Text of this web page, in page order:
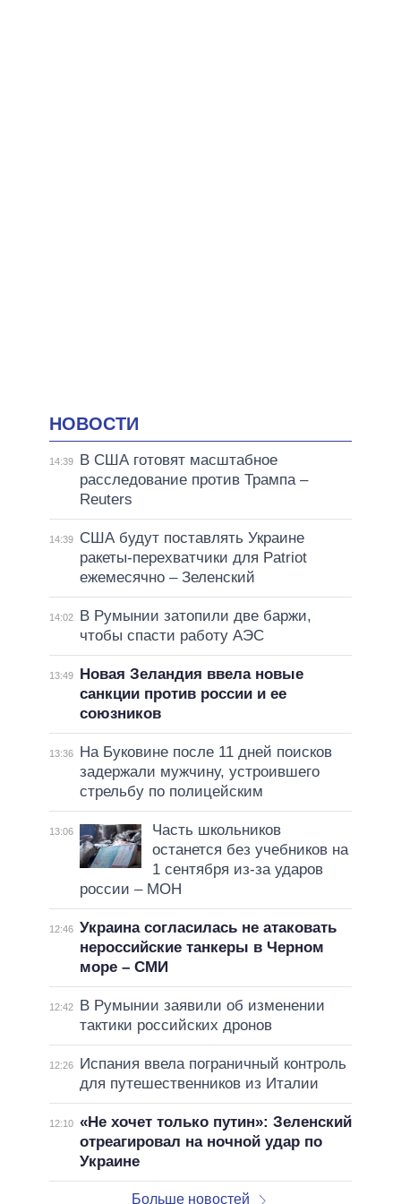
НОВОСТИ
14:39
В США готовят масштабное
расследование против Трампа –
Reuters
14:39
США будут поставлять Украине
ракеты-перехватчики для Patriot
ежемесячно – Зеленский
14:02
В Румынии затопили две баржи,
чтобы спасти работу АЭС
13:49
Новая Зеландия ввела новые
санкции против россии и ее
союзников
13:36
На Буковине после 11 дней поисков
задержали мужчину, устроившего
стрельбу по полицейским
13:06
Часть школьников
останется без учебников на
1 сентября из-за ударов
россии – МОН
12:46 Украина согласилась не атаковать
нероссийские танкеры в Черном
море – СМИ
12:42
В Румынии заявили об изменении
тактики российских дронов
12:26
Испания ввела пограничный контроль
для путешественников из Италии
12:10 «Не хочет только путин»: Зеленский
отреагировал на ночной удар по
Украине
Больше новостей